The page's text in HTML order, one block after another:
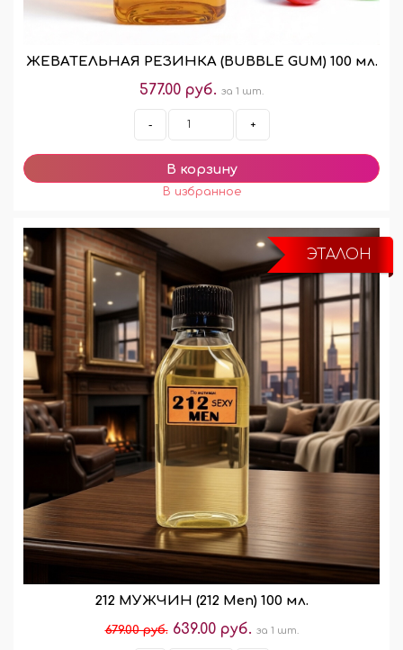
ЖЕВАТЕЛЬНАЯ РЕЗИНКА (BUBBLE GUM) 100 мл.
577.00 руб. за 1 шт.
- +
ЭТАЛОН
212 МУЖЧИН (212 Men) 100 мл.
679.00 руб. 639.00 руб. за 1 шт.